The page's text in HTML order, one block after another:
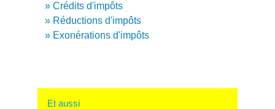
Crédits d'impôts
Réductions d'impôts
Exonérations d'impôts
Et aussi